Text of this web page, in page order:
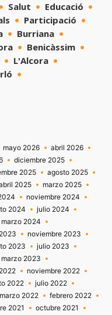
Salut
Educació
Participació
Burriana
Benicàssim
L'Alcora
mayo 2026
abril 2026
diciembre 2025
2025
agosto 2025
2025
marzo 2025
noviembre 2024
2024
julio 2024
marzo 2024
noviembre 2023
2023
julio 2023
marzo 2023
noviembre 2022
2022
julio 2022
marzo 2022
febrero 2022
2021
octubre 2021